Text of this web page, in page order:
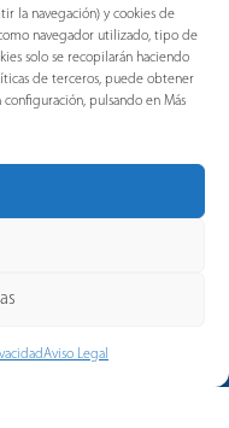
la navegación) y cookies de
navegador utilizado, tipo de
solo se recopilarán haciendo
de terceros, puede obtener
pulsando en Más
Aviso Legal